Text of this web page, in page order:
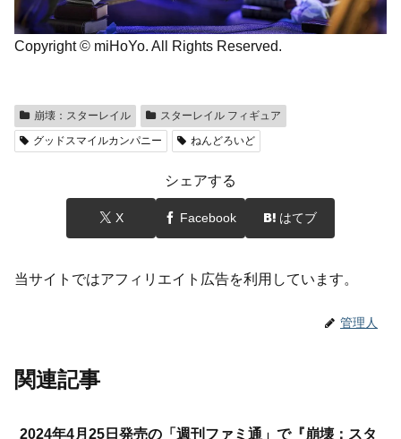
Copyright © miHoYo. All Rights Reserved.
崩壊：スターレイル
スターレイル フィギュア
グッドスマイルカンパニー
ねんどろいど
シェアする
X Facebook はてブ
当サイトではアフィリエイト広告を利用しています。
管理人
関連記事
2024年4月25日発売の「週刊ファミ通」で『崩壊：スタ